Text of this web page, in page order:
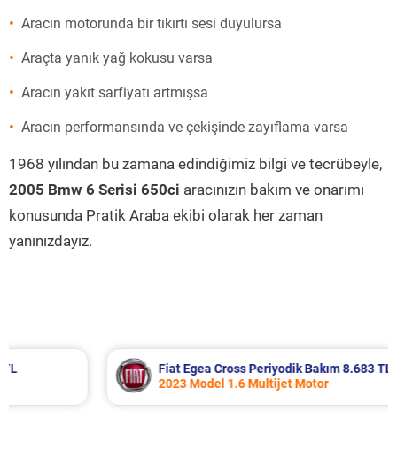
Aracın motorunda bir tıkırtı sesi duyulursa
Araçta yanık yağ kokusu varsa
Aracın yakıt sarfiyatı artmışsa
Aracın performansında ve çekişinde zayıflama varsa
1968 yılından bu zamana edindiğimiz bilgi ve tecrübeyle,
2005 Bmw 6 Serisi 650ci aracınızın bakım ve onarımı
konusunda Pratik Araba ekibi olarak her zaman
yanınızdayız.
Fiat Egea Cross Periyodik Bakım 8.683 TL
2023 Model 1.6 Multijet Motor